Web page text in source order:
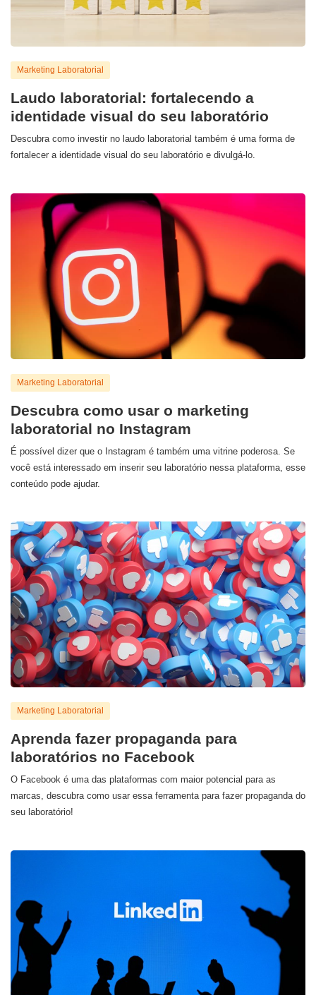
Marketing Laboratorial
Laudo laboratorial: fortalecendo a
identidade visual do seu laboratório
Descubra como investir no laudo laboratorial também é uma forma de
fortalecer a identidade visual do seu laboratório e divulgá-lo.
Marketing Laboratorial
Descubra como usar o marketing
laboratorial no Instagram
É possível dizer que o Instagram é também uma vitrine poderosa. Se
você está interessado em inserir seu laboratório nessa plataforma, esse
conteúdo pode ajudar.
Marketing Laboratorial
Aprenda fazer propaganda para
laboratórios no Facebook
O Facebook é uma das plataformas com maior potencial para as
marcas, descubra como usar essa ferramenta para fazer propaganda do
seu laboratório!